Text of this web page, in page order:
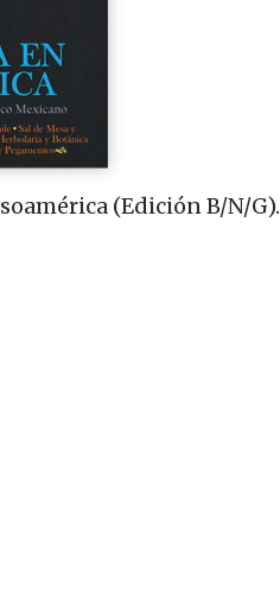
(Edición B/N/G).